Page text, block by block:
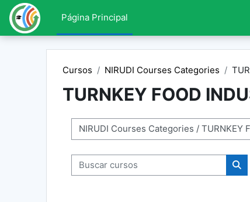
Salta al contenido principal
Página Principal
Cursos NIRUDI Courses Categories
TURNKEY FOOD
Categorías
Buscar cursos